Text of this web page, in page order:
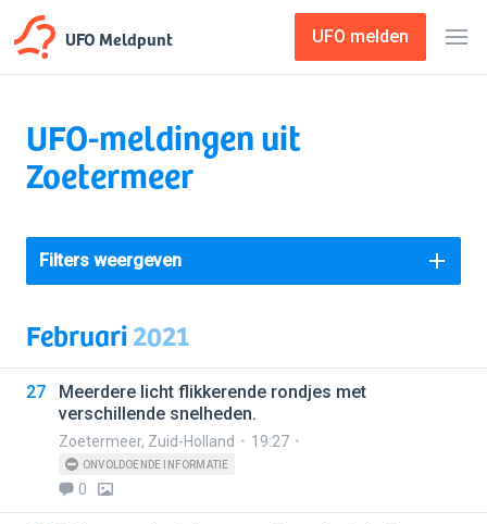
UFO Meldpunt UFO melden
UFO-meldingen uit
Zoetermeer
Filters weergeven
Februari2021
27
Meerdere licht flikkerende rondjes met
verschillende snelheden.
Zoetermeer, Zuid-Holland 19:27
ONVOLDOENDE INFORMATIE
0